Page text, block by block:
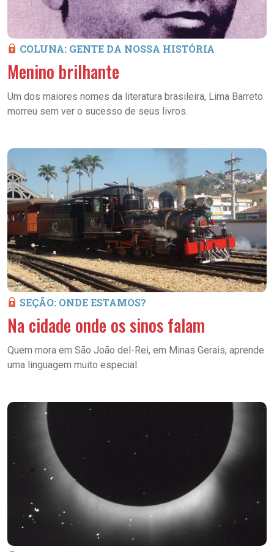
COLUNA: GENTE DA NOSSA HISTÓRIA
Menino brilhante
Um dos maiores nomes da literatura brasileira, Lima Barreto
morreu sem ver o sucesso de seus livros.
SEÇÃO: ONDE ESTAMOS?
Na cidade onde os sinos falam
Quem mora em São João del-Rei, em Minas Gerais, aprende
uma linguagem muito especial.